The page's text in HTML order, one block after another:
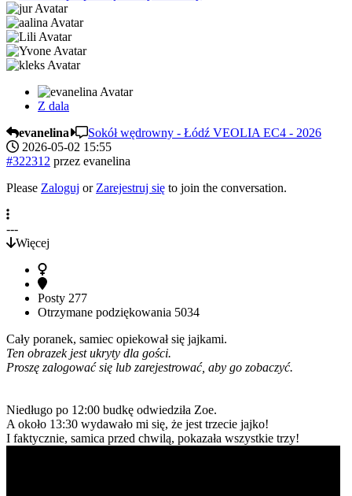
Z dala
evanelina
Sokół wędrowny - Łódź VEOLIA EC4 - 2026
2026-05-02 15:55
#322312 przez evanelina
Please Zaloguj or Zarejestruj się to join the conversation.
---
Więcej
Posty 277
Otrzymane podziękowania 5034
Cały poranek, samiec opiekował się jajkami.
Ten obrazek jest ukryty dla gości.
Proszę zalogować się lub zarejestrować, aby go zobaczyć.
Niedługo po 12:00 budkę odwiedziła Zoe.
A około 13:30 wydawało mi się, że jest trzecie jajko!
I faktycznie, samica przed chwilą, pokazała wszystkie trzy!